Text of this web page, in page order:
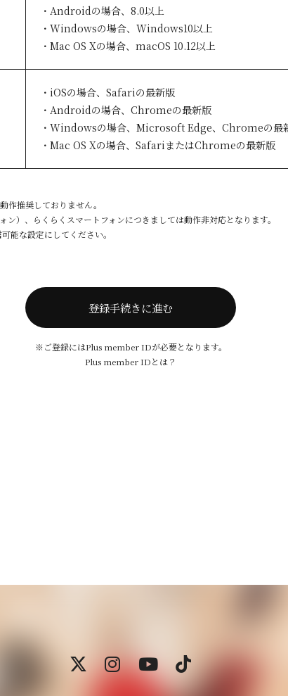
・Androidの場合、8.0以上
・Windowsの場合、Windows10以上
・Mac OS Xの場合、macOS 10.12以上
・iOSの場合、Safariの最新版
・Androidの場合、Chromeの最新版
・Windowsの場合、Microsoft Edge、Chromeの最
・Mac OS Xの場合、SafariまたはChromeの最新版
作推奨しておりません。
ン）、らくらくスマートフォンにつきましては動作非対応となります。
な設定にしてください。
登録手続きに進む
※ご登録にはPlus member IDが必要となります。
Plus member IDとは？